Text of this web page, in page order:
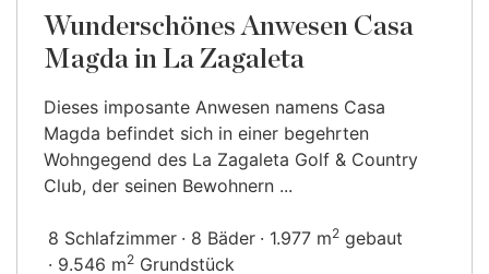
Wunderschönes Anwesen Casa
Magda in La Zagaleta
Dieses imposante Anwesen namens Casa
Magda befindet sich in einer begehrten
Wohngegend des La Zagaleta Golf & Country
Club, der seinen Bewohnern ...
8 Schlafzimmer 8 Bäder 1.977 m2 gebaut
9.546 m2 Grundstück